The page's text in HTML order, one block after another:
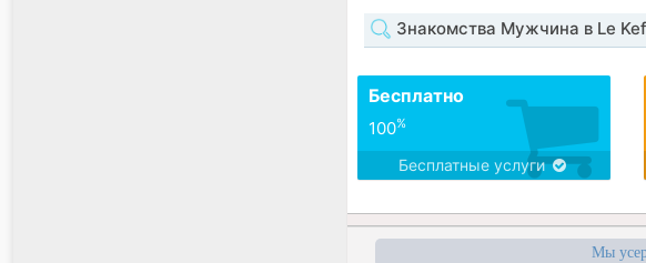
Знакомства Мужчина в Le Kef
Бесплатно
100%
Бесплатные услуги
Мы